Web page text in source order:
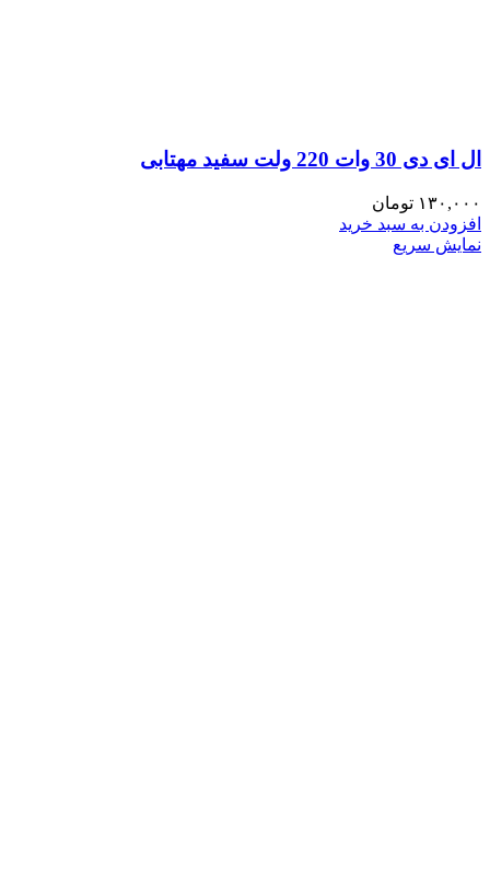
ال ای دی 30 وات 220 ولت سفید مهتابی
۱۳۰,۰۰۰ تومان
افزودن به سبد خرید
نمایش سریع